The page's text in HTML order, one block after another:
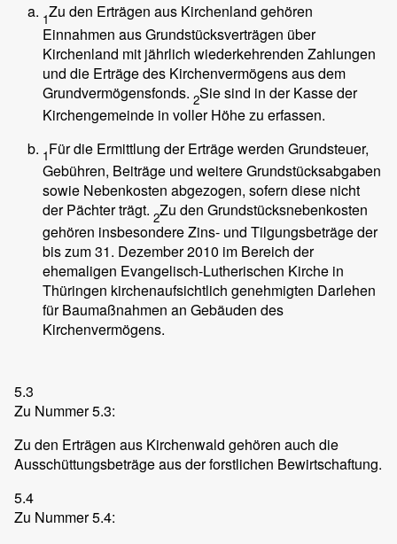
1Zu den Erträgen aus Kirchenland gehören
Einnahmen aus Grundstücksverträgen über
Kirchenland mit jährlich wiederkehrenden Zahlungen
und die Erträge des Kirchenvermögens aus dem
Grundvermögensfonds. 2Sie sind in der Kasse der
Kirchengemeinde in voller Höhe zu erfassen.
1Für die Ermittlung der Erträge werden Grundsteuer,
Gebühren, Beiträge und weitere Grundstücksabgaben
sowie Nebenkosten abgezogen, sofern diese nicht
der Pächter trägt. 2Zu den Grundstücksnebenkosten
gehören insbesondere Zins- und Tilgungsbeträge der
bis zum 31. Dezember 2010 im Bereich der
ehemaligen Evangelisch-Lutherischen Kirche in
Thüringen kirchenaufsichtlich genehmigten Darlehen
für Baumaßnahmen an Gebäuden des
Kirchenvermögens.
5.3
Zu Nummer 5.3:
Zu den Erträgen aus Kirchenwald gehören auch die
Ausschüttungsbeträge aus der forstlichen Bewirtschaftung.
5.4
Zu Nummer 5.4: